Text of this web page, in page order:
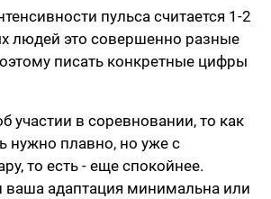
пульса считается 1-2
людей это совершенно разные
писать конкретные цифры
участии в соревновании, то как
нужно плавно, но уже с
то есть - еще спокойнее.
ваша адаптация минимальна или